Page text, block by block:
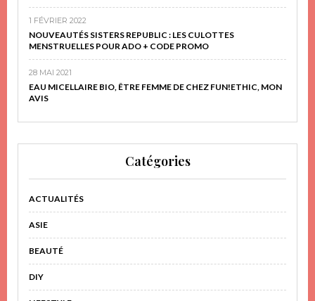
1 FÉVRIER 2022
NOUVEAUTÉS SISTERS REPUBLIC : LES CULOTTES
MENSTRUELLES POUR ADO + CODE PROMO
28 MAI 2021
EAU MICELLAIRE BIO, ÊTRE FEMME DE CHEZ FUN!ETHIC, MON
AVIS
Catégories
ACTUALITÉS
ASIE
BEAUTÉ
DIY